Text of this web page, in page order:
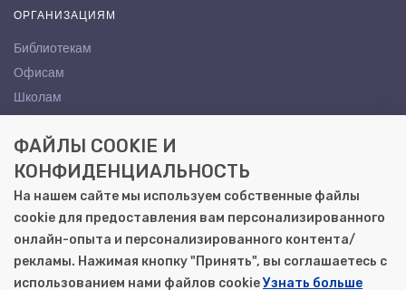
ОРГАНИЗАЦИЯМ
Библиотекам
Офисам
Школам
КОНТАКТЫ
Саратов, ул. Осипова, 10А
+7 (8452) 72-65-65
gemera@moya-kniga.ru
ФАЙЛЫ COOKIE И
КОНФИДЕНЦИАЛЬНОСТЬ
На нашем сайте мы используем собственные файлы
cookie для предоставления вам персонализированного
онлайн-опыта и персонализированного контента/
рекламы. Нажимая кнопку "Принять", вы соглашаетесь с
использованием нами файлов cookieУзнать больше